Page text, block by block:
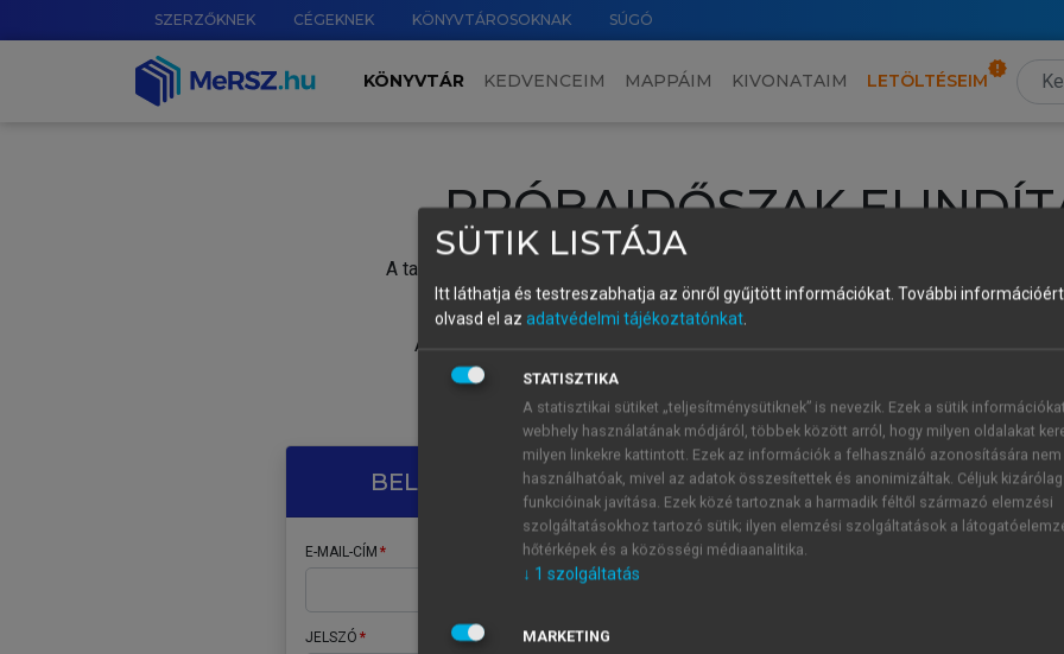
SZERZŐKNEK CÉGEKNEK KÖNYVTÁROSOKNAK SÚGÓ
KÖNYVTÁR KEDVENCEIM MAPPÁIM KIVONATAIM LETÖLTÉSEIM
PRÓBAIDŐSZAK
A tartalom megtekintéséhez lépj be a saját fiókoddal, iskolai azonosítóddal vagy
Új felhasználóként1 óra díjmentes hozzáférésrevagy
A próbaidőszak elindításához,
vagy hozz
A regisztráció után a
BELÉPÉS SAJÁT FIÓKKAL
E-MAIL-CÍM
JELSZÓ
ÚJ FIÓK
1 óra
SÜTIK LISTÁJA
Itt láthatja és testreszabhatja az önről gyűjtött információkat. További
olvasd el az adatvédelmi tájékoztatónkat.
STATISZTIKA
A statisztikai sütiket „teljesítménysütiknek” is nevezik. Ezek a sütik
webhely használatának módjáról, többek között arról, hogy milyen oldalakat
milyen linkekre kattintott. Ezek az információk a felhasználó azonosítására nem
használhatóak, mivel az adatok összesítettek és anonimizáltak. Céljuk
funkcióinak javítása. Ezek közé tartoznak a harmadik féltől származó elemzési
szolgáltatásokhoz tartozó sütik; ilyen elemzési szolgáltatások a
hőtérképek és a közösségi médiaanalitika.
↓ 1 szolgáltatás
MARKETING